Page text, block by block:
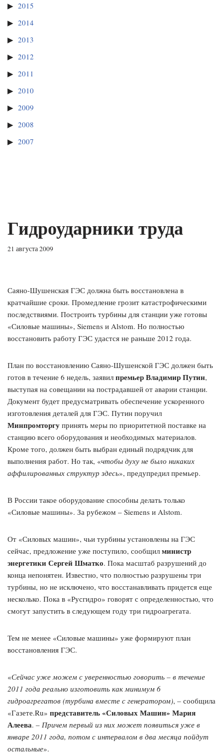
2015
2014
2013
2012
2011
2010
2009
2008
2007
Гидроударники труда
21 августа 2009
Саяно-Шушенская ГЭС должна быть восстановлена в
кратчайшие сроки. Промедление грозит катастрофическими
последствиями. Построить турбины для станции уже готовы
«Силовые машины», Siemens и Alstom. Но полностью
восстановить работу ГЭС удастся не раньше 2012 года.
План по восстановлению Саяно-Шушенской ГЭС должен быть
готов в течение 6 недель, заявил премьер Владимир Путин,
выступая на совещании на пострадавшей от аварии станции.
Документ будет предусматривать обеспечение ускоренного
изготовления деталей для ГЭС. Путин поручил
Минпромторгу принять меры по приоритетной поставке на
станцию всего оборудования и необходимых материалов.
Кроме того, должен быть выбран единый подрядчик для
выполнения работ. Но так, «чтобы духу не было никаких
аффилированных структур здесь», предупредил премьер.
В России такое оборудование способны делать только
«Силовые машины». За рубежом – Siemens и Alstom.
От «Силовых машин», чьи турбины установлены на ГЭС
сейчас, предложение уже поступило, сообщил министр
энергетики Сергей Шматко. Пока масштаб разрушений до
конца непонятен. Известно, что полностью разрушены три
турбины, но не исключено, что восстанавливать придется еще
несколько. Пока в «Русгидро» говорят с определенностью, что
смогут запустить в следующем году три гидроагрегата.
Тем не менее «Силовые машины» уже формируют план
восстановления ГЭС.
«Сейчас уже можем с уверенностью говорить – в течение
2011 года реально изготовить как минимум 6
гидроагрегатов (турбина вместе с генератором), – сообщила
«Газете.Ru» представитель «Силовых Машин» Мария
Алеева. – Причем первый из них может появиться уже в
январе 2011 года, потом с интервалом в два месяца пойдут
остальные».